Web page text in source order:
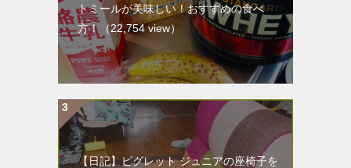
トミールが美味しい！おすすめの食べ
方！
（22,754 view）
【日記】ピグレット ジュニアの座椅子を